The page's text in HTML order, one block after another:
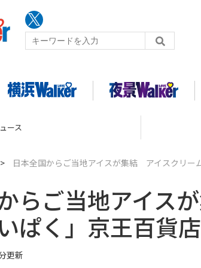
ース
> 日本全国からご当地アイスが集結 アイスクリー
らご当地アイス
ぱく」京王百貨
更新